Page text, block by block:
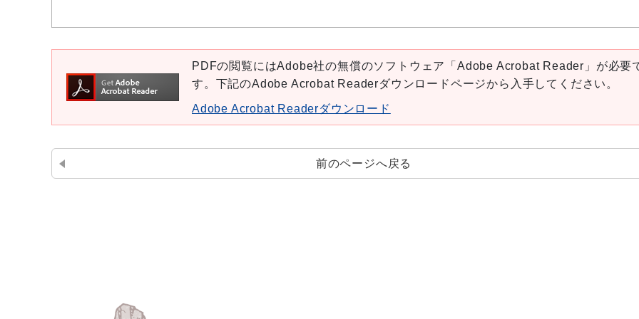
PDFの閲覧にはAdobe社の無償のソフトウェア「Adobe Acrobat Reader」が必要
す。下記のAdobe Acrobat Readerダウンロードページから入手してください。
Adobe Acrobat Readerダウンロード
前のページへ戻る